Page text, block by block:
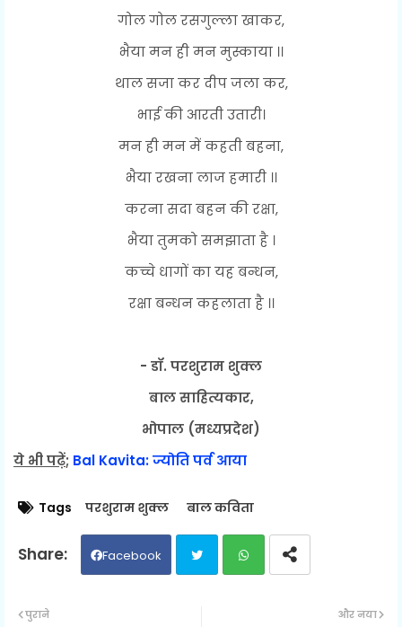
गोल गोल रसगुल्ला खाकर,
भैया मन ही मन मुस्काया ।।
थाल सजा कर दीप जला कर,
भाई की आरती उतारी।
मन ही मन में कहती बहना,
भैया रखना लाज हमारी ।।
करना सदा बहन की रक्षा,
भैया तुमको समझाता है ।
कच्चे धागों का यह बन्धन,
रक्षा बन्धन कहलाता है ।।
- डॉ. परशुराम शुक्ल
बाल साहित्यकार,
भोपाल (मध्यप्रदेश)
ये भी पढ़ें; Bal Kavita: ज्योति पर्व आया
Tags परशुराम शुक्ल बाल कविता
Facebook
और नया
पुराने